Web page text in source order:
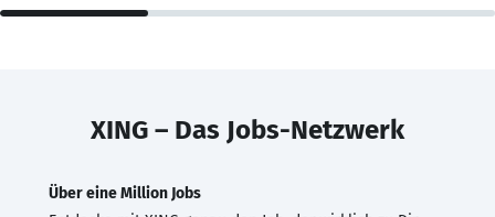
XING – Das Jobs-Netzwerk
Über eine Million Jobs